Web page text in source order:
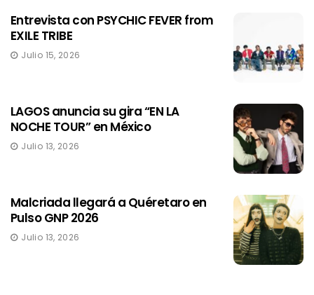
Entrevista con PSYCHIC FEVER from
EXILE TRIBE
Julio 15, 2026
LAGOS anuncia su gira “EN LA
NOCHE TOUR” en México
Julio 13, 2026
Malcriada llegará a Quéretaro en
Pulso GNP 2026
Julio 13, 2026